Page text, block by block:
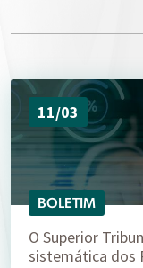
11/03
BOLETIM
O Superior
sistemática dos